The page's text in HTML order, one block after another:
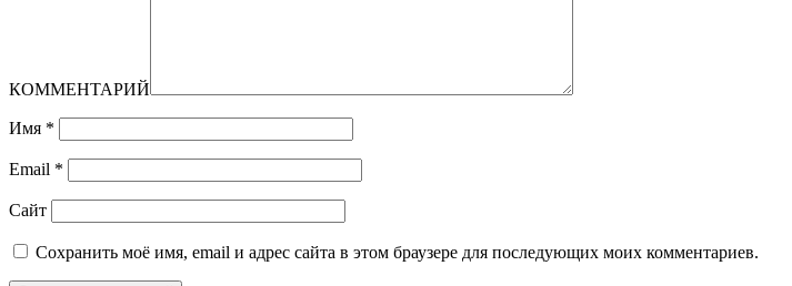
КОММЕНТАРИЙ
Имя *
Email *
Сайт
Сохранить моё имя, email и адрес сайта в этом браузере для последующих моих комментариев.